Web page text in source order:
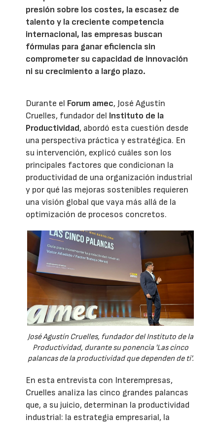
presión sobre los costes, la escasez de
talento y la creciente competencia
internacional, las empresas buscan
fórmulas para ganar eficiencia sin
comprometer su capacidad de innovación
ni su crecimiento a largo plazo.
Durante el Forum amec, José Agustín
Cruelles, fundador del Instituto de la
Productividad, abordó esta cuestión desde
una perspectiva práctica y estratégica. En
su intervención, explicó cuáles son los
principales factores que condicionan la
productividad de una organización industrial
y por qué las mejoras sostenibles requieren
una visión global que vaya más allá de la
optimización de procesos concretos.
José Agustín Cruelles, fundador del Instituto de la
Productividad, durante su ponencia 'Las cinco
palancas de la productividad que dependen de ti'.
En esta entrevista con Interempresas,
Cruelles analiza las cinco grandes palancas
que, a su juicio, determinan la productividad
industrial: la estrategia empresarial, la